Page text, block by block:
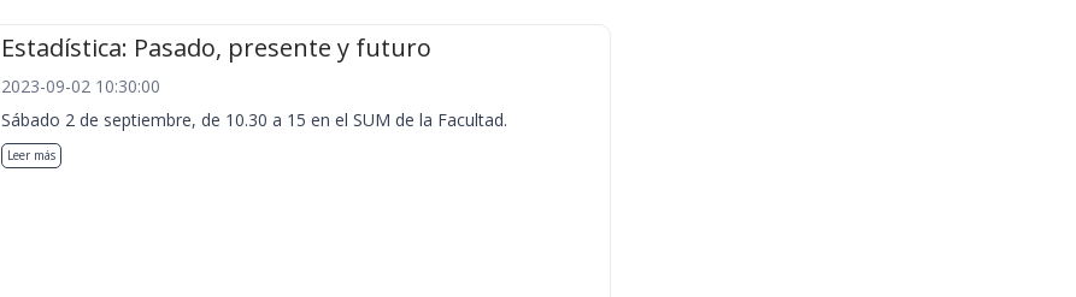
Estadística: Pasado, presente y futuro
2023-09-02 10:30:00
Sábado 2 de septiembre, de 10.30 a 15 en el SUM de la Facultad.
Leer más